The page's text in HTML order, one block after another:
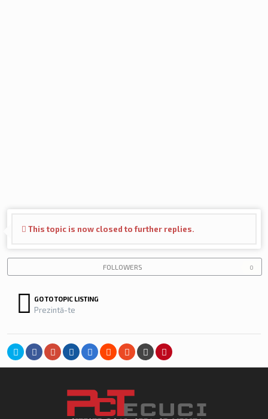
This topic is now closed to further replies.
FOLLOWERS 0
GO TO TOPIC LISTING
Prezintă-te